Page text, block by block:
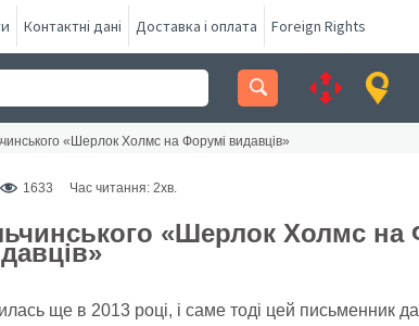
Контактні дані Доставка і оплата Foreign Rights
«Шерлок Холмс на Форумі видавців»
1633 Час читання: 2хв.
«Шерлок Холмс на
ще в 2013 році, і саме тоді цей письменник